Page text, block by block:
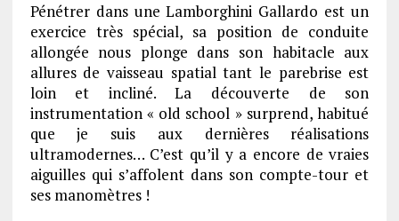
Pénétrer dans une Lamborghini Gallardo est un
exercice très spécial, sa position de conduite
allongée nous plonge dans son habitacle aux
allures de vaisseau spatial tant le parebrise est
loin et incliné. La découverte de son
instrumentation « old school » surprend, habitué
que je suis aux dernières réalisations
ultramodernes… C’est qu’il y a encore de vraies
aiguilles qui s’affolent dans son compte-tour et
ses manomètres !